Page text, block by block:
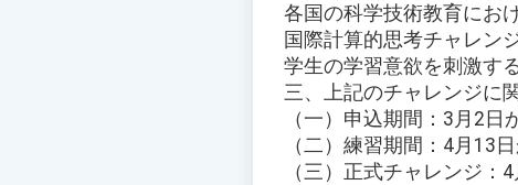
各国の科学技術教育にお
国際計算的思考チャレン
学生の学習意欲を刺激す
三、上記のチャレンジに
（一）申込期間：3月2日
（二）練習期間：4月13
（三）正式チャレンジ：